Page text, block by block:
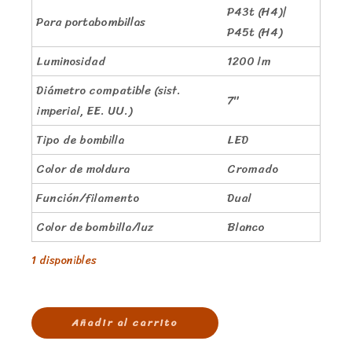
Para portabombillas
P43t (H4)|
P45t (H4)
Luminosidad
1200 lm
Diámetro compatible (sist.
imperial, EE. UU.)
7″
Tipo de bombilla
LED
Color de moldura
Cromado
Función/filamento
Dual
Color de bombilla/luz
Blanco
1 disponibles
Añadir al carrito